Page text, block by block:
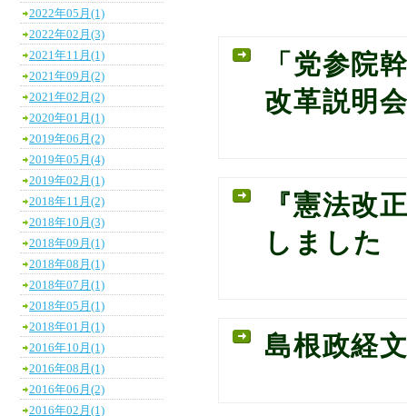
「党参院
改革説明
『憲法改
しました
島根政経
2022年05月(1)
2022年02月(3)
2021年11月(1)
2021年09月(2)
2021年02月(2)
2020年01月(1)
2019年06月(2)
2019年05月(4)
2019年02月(1)
2018年11月(2)
2018年10月(3)
2018年09月(1)
2018年08月(1)
2018年07月(1)
2018年05月(1)
2018年01月(1)
2016年10月(1)
2016年08月(1)
2016年06月(2)
2016年02月(1)